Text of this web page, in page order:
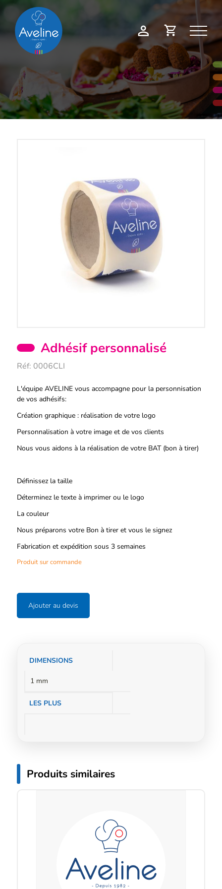
Mon Demande
devis
Adhésif personnalisé
Réf: 0006CLI
Description
L'équipe AVELINE vous accompagne pour la personnisation
de vos adhésifs:
Création graphique : réalisation de votre logo
Personnalisation à votre image et de vos clients
Nous vous aidons à la réalisation de votre BAT (bon à tirer)
Définissez la taille
Déterminez le texte à imprimer ou le logo
La couleur
Nous préparons votre Bon à tirer et vous le signez
Fabrication et expédition sous 3 semaines
Produit sur commande
Ajouter au devis
Informations
DIMENSIONS
1 mm
LES PLUS
Produits similaires
Panneau de gestion des cookies